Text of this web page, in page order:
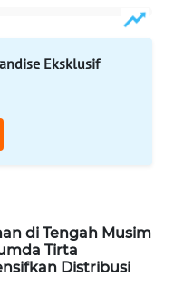
Eksklusif
di Tengah Musim
Tirta
Distribusi